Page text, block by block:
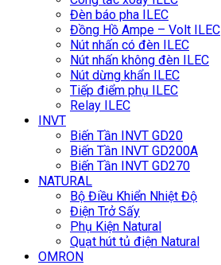
Đèn báo pha ILEC
Đồng Hồ Ampe – Volt ILEC
Nút nhấn có đèn ILEC
Nút nhấn không đèn ILEC
Nút dừng khẩn ILEC
Tiếp điểm phụ ILEC
Relay ILEC
INVT
Biến Tần INVT GD20
Biến Tần INVT GD200A
Biến Tần INVT GD270
NATURAL
Bộ Điều Khiển Nhiệt Độ
Điện Trở Sấy
Phụ Kiện Natural
Quạt hút tủ điện Natural
OMRON